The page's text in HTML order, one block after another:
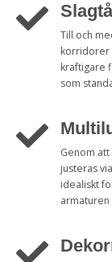
Till och
korridorer
kraftigare
som
Genom
justeras
idealiskt